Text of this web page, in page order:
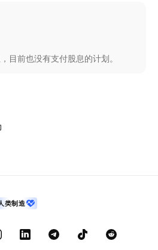
目前也没有支付股息的计划。
类制造